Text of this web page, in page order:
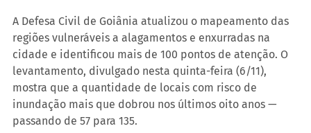
A Defesa Civil de Goiânia atualizou o mapeamento das
regiões vulneráveis a alagamentos e enxurradas na
cidade e identificou mais de 100 pontos de atenção. O
levantamento, divulgado nesta quinta-feira (6/11),
mostra que a quantidade de locais com risco de
inundação mais que dobrou nos últimos oito anos —
passando de 57 para 135.